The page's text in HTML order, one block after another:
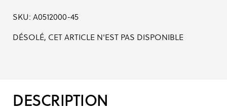
SKU: A0512000-45
DÉSOLÉ, CET ARTICLE N'EST PAS DISPONIBLE
DESCRIPTION